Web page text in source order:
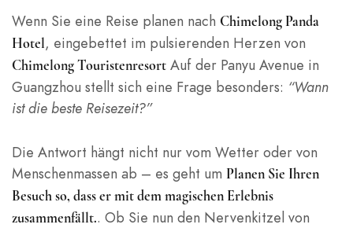
Wenn Sie eine Reise planen nach Chimelong Panda
Hotel, eingebettet im pulsierenden Herzen von
Chimelong Touristenresort Auf der Panyu Avenue in
Guangzhou stellt sich eine Frage besonders: “Wann
ist die beste Reisezeit?”
Die Antwort hängt nicht nur vom Wetter oder von
Menschenmassen ab – es geht um Planen Sie Ihren
Besuch so, dass er mit dem magischen Erlebnis
zusammenfällt.. Ob Sie nun den Nervenkitzel von